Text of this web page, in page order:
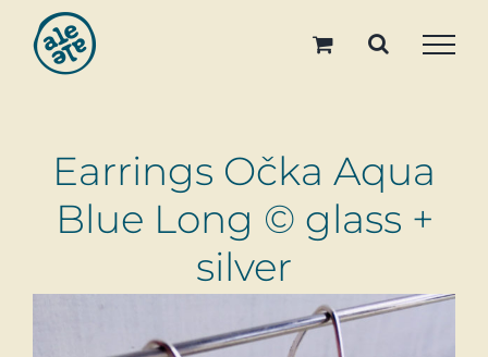
content
Earrings Očka Aqua
Blue Long © glass +
silver